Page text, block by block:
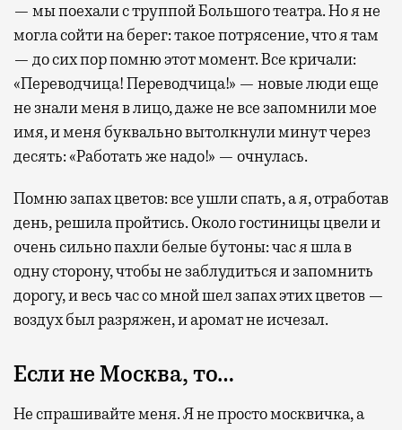
— мы поехали с труппой Большого театра. Но я не
могла сойти на берег: такое потрясение, что я там
— до сих пор помню этот момент. Все кричали:
«Переводчица! Переводчица!» — новые люди еще
не знали меня в лицо, даже не все запомнили мое
имя, и меня буквально вытолкнули минут через
десять: «Работать же надо!» — очнулась.
Помню запах цветов: все ушли спать, а я, отработав
день, решила пройтись. Около гостиницы цвели и
очень сильно пахли белые бутоны: час я шла в
одну сторону, чтобы не заблудиться и запомнить
дорогу, и весь час со мной шел запах этих цветов —
воздух был разряжен, и аромат не исчезал.
Если не Москва, то…
Не спрашивайте меня. Я не просто москвичка, а